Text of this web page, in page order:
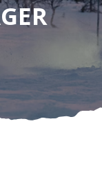
KAMPANJ
& Skylift
Om oss